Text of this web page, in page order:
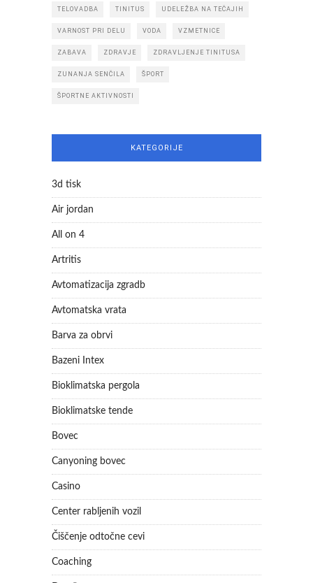
TELOVADBA TINITUS UDELEŽBA NA TEČAJIH
VARNOST PRI DELU VODA VZMETNICE
ZABAVA ZDRAVJE ZDRAVLJENJE TINITUSA
ZUNANJA SENČILA ŠPORT
ŠPORTNE AKTIVNOSTI
KATEGORIJE
3d tisk
Air jordan
All on 4
Artritis
Avtomatizacija zgradb
Avtomatska vrata
Barva za obrvi
Bazeni Intex
Bioklimatska pergola
Bioklimatske tende
Bovec
Canyoning bovec
Casino
Center rabljenih vozil
Čiščenje odtočne cevi
Coaching